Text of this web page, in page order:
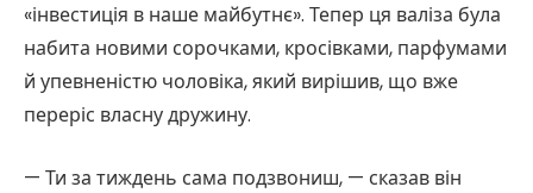
«інвестиція в наше майбутнє». Тепер ця валіза була
набита новими сорочками, кросівками, парфумами
й упевненістю чоловіка, який вирішив, що вже
переріс власну дружину.
— Ти за тиждень сама подзвониш, — сказав він